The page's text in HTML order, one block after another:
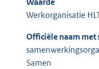
Werkorganisatie
Officiële naam met
Samen